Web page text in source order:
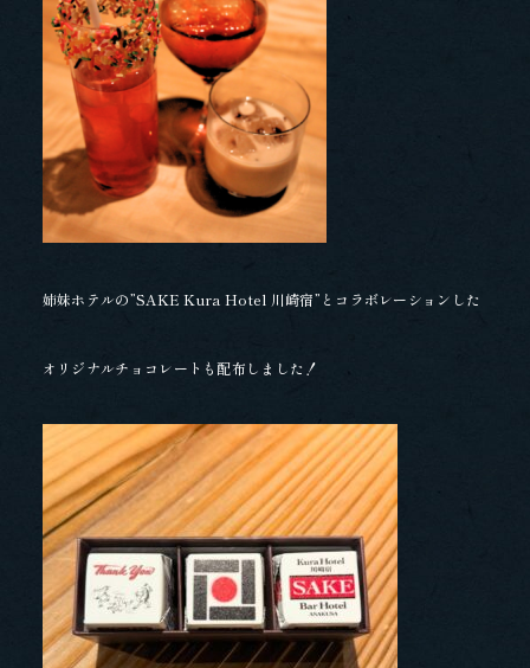
姉妹ホテルの”SAKE Kura Hotel 川崎宿”とコラボレーションした
オリジナルチョコレートも配布しました！